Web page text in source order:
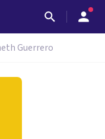
Guerrero